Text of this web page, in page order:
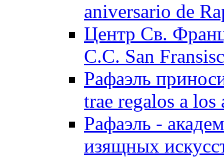
aniversario de
Центр Св.
C.C. San
Рафаэль
trae regalos a los
Рафаэль -
изящных